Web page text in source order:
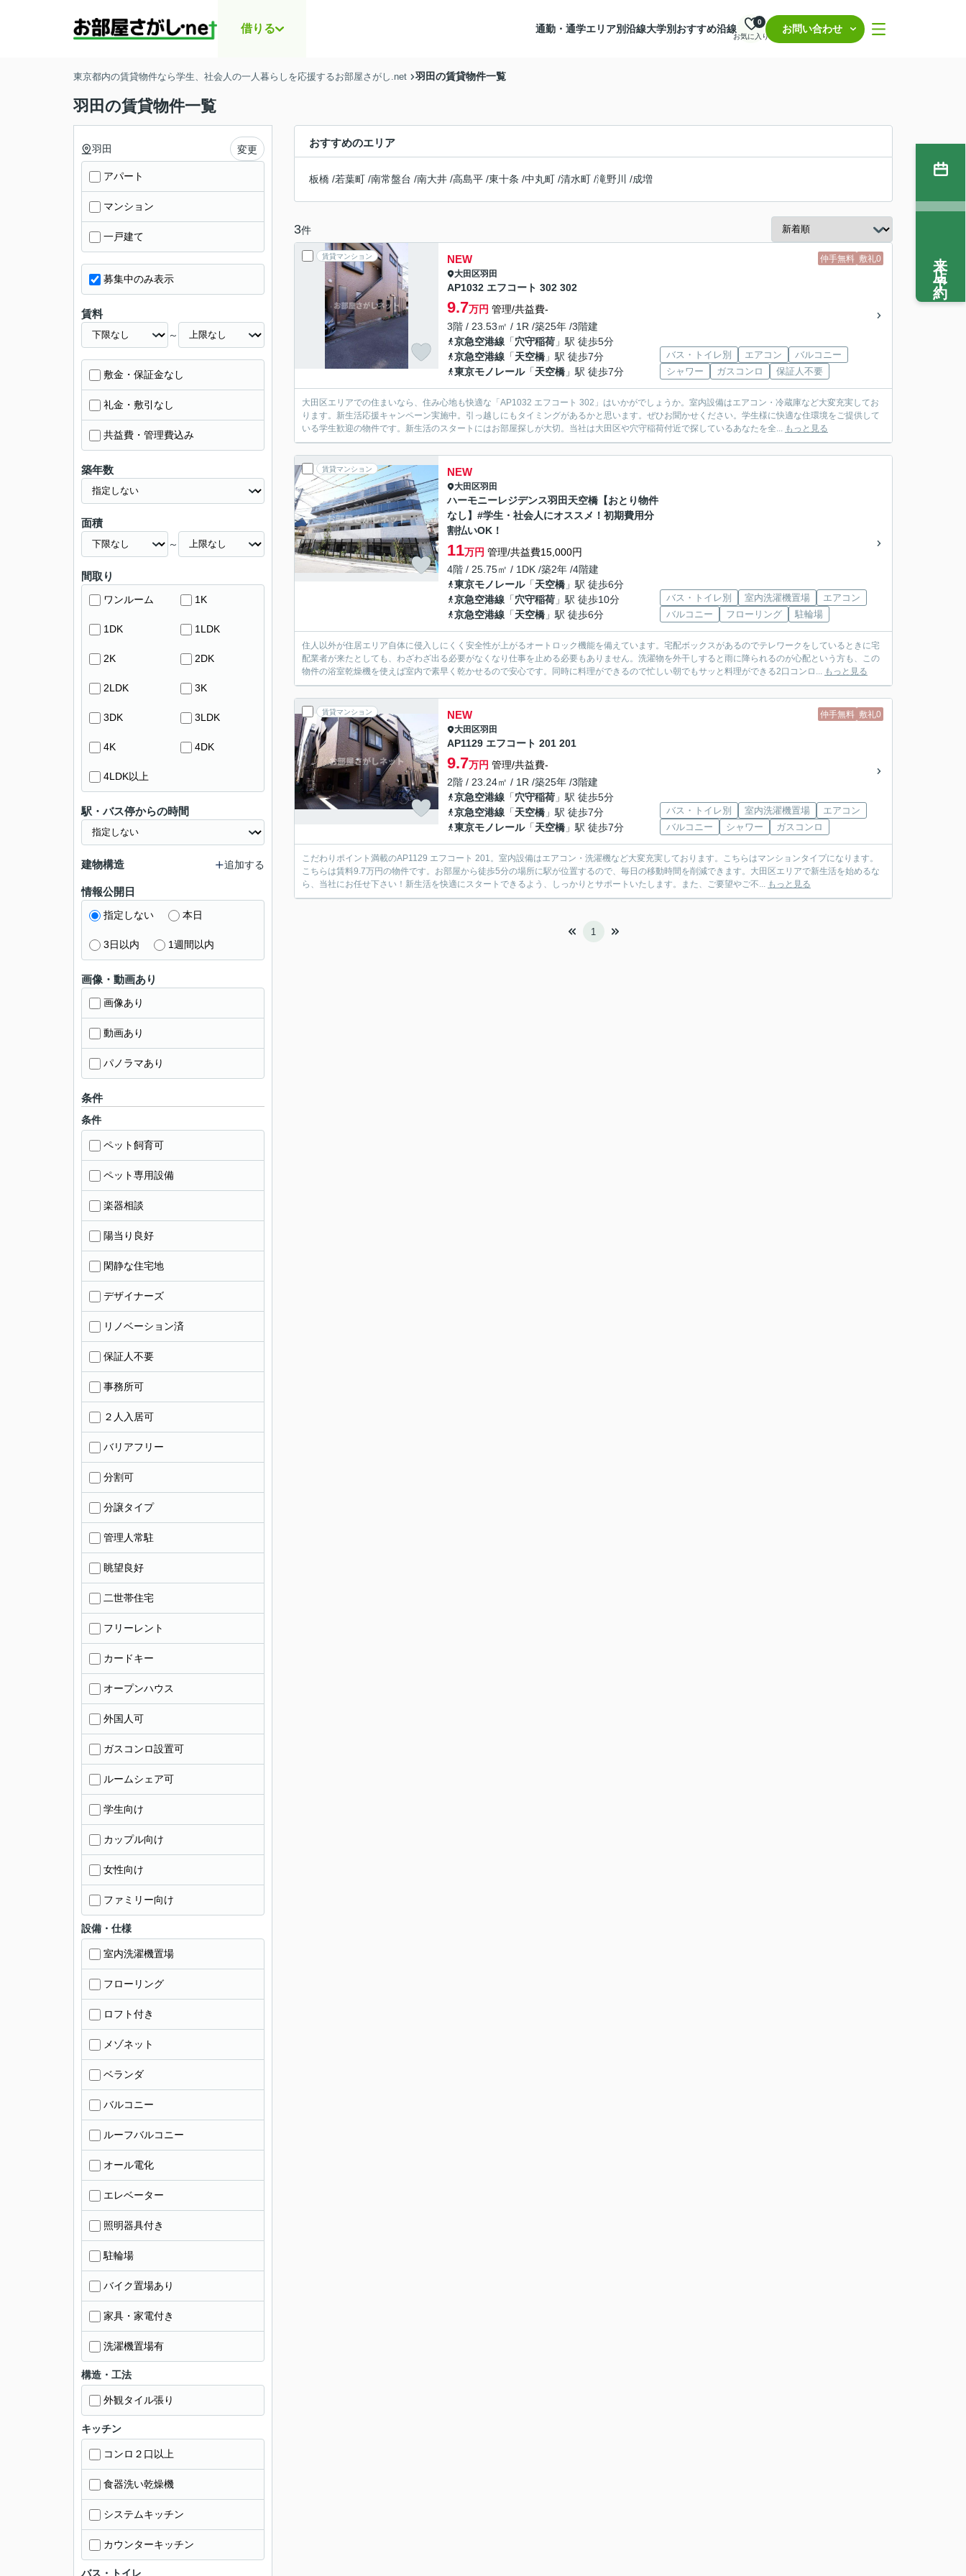
借りる 通勤・通学エリア別沿線大学別おすすめ沿線
お気に入り
0
お問い合わせ
東京都内の賃貸物件なら学生、社会人の一人暮らしを応援するお部屋さがし.net 羽田の賃貸物件一覧
羽田の賃貸物件一覧
おすすめのエリア
板橋 /若葉町 /南常盤台 /南大井 /高島平 /東十条 /中丸町 /清水町 /滝野川 /成増
3件
賃貸マンション 仲手無料 敷礼0
NEW
大田区羽田
AP1032 エフコート 302 302
9.7万円 管理/共益費-
3階 / 23.53㎡ / 1R /築25年 /3階建
京急空港線 「穴守稲荷 」駅 徒歩5分
京急空港線 「天空橋 」駅 徒歩7分
東京モノレール「天空橋 」駅 徒歩7分
バス・トイレ別 エアコン
バルコニー
シャワー
ガスコンロ 保証人不要
大田区エリアでの住まいなら、住み心地も快適な「AP1032 エフコート 302」はいかがでしょうか。室内設備はエアコン・冷蔵庫など大変充実してお
ります。新生活応援キャンペーン実施中。引っ越しにもタイミングがあるかと思います。ぜひお聞かせください。学生様に快適な住環境をご提供して
いる学生歓迎の物件です。新生活のスタートにはお部屋探しが大切。当社は大田区や穴守稲荷付近で探しているあなたを全... もっと見る
賃貸マンション NEW
大田区羽田
ハーモニーレジデンス羽田天空橋【おとり物件
なし】#学生・社会人にオススメ！初期費用分
割払いOK！
11万円 管理/共益費15,000円
4階 / 25.75㎡ / 1DK /築2年 /4階建
東京モノレール「天空橋 」駅 徒歩6分
京急空港線 「穴守稲荷 」駅 徒歩10分
京急空港線 「天空橋 」駅 徒歩6分
バス・トイレ別 室内洗濯機置場
エアコン
バルコニー
フローリング 駐輪場
住人以外が住居エリア自体に侵入しにくく安全性が上がるオートロック機能を備えています。宅配ボックスがあるのでテレワークをしているときに宅
配業者が来たとしても、わざわざ出る必要がなくなり仕事を止める必要もありません。洗濯物を外干しすると雨に降られるのが心配という方も、この
物件の浴室乾燥機を使えば室内で素早く乾かせるので安心です。同時に料理ができるので忙しい朝でもサッと料理ができる2口コンロ... もっと見る
賃貸マンション 仲手無料 敷礼0
NEW
大田区羽田
AP1129 エフコート 201 201
9.7万円 管理/共益費-
2階 / 23.24㎡ / 1R /築25年 /3階建
京急空港線 「穴守稲荷 」駅 徒歩5分
京急空港線 「天空橋 」駅 徒歩7分
東京モノレール「天空橋 」駅 徒歩7分
バス・トイレ別 室内洗濯機置場
エアコン
バルコニー
シャワー ガスコンロ
こだわりポイント満載のAP1129 エフコート 201。室内設備はエアコン・洗濯機など大変充実しております。こちらはマンションタイプになります。
こちらは賃料9.7万円の物件です。お部屋から徒歩5分の場所に駅が位置するので、毎日の移動時間を削減できます。大田区エリアで新生活を始めるな
ら、当社にお任せ下さい！新生活を快適にスタートできるよう、しっかりとサポートいたします。また、ご要望やご不... もっと見る
1
羽田 変更
アパート
マンション
一戸建て
募集中のみ表示
賃料
～
敷金・保証金なし
礼金・敷引なし
共益費・管理費込み
築年数
面積
～
間取り
ワンルーム 1K
1DK 1LDK
2K 2DK
2LDK 3K
3DK 3LDK
4K 4DK
4LDK以上
駅・バス停からの時間
建物構造 追加する
情報公開日
指定しない 本日
3日以内 1週間以内
画像・動画あり
画像あり
動画あり
パノラマあり
条件
条件
ペット飼育可
ペット専用設備
楽器相談
陽当り良好
閑静な住宅地
デザイナーズ
リノベーション済
保証人不要
事務所可
２人入居可
バリアフリー
分割可
分譲タイプ
管理人常駐
眺望良好
二世帯住宅
フリーレント
カードキー
オープンハウス
外国人可
ガスコンロ設置可
ルームシェア可
学生向け
カップル向け
女性向け
ファミリー向け
設備・仕様
室内洗濯機置場
フローリング
ロフト付き
メゾネット
ベランダ
バルコニー
ルーフバルコニー
オール電化
エレベーター
照明器具付き
駐輪場
バイク置場あり
家具・家電付き
洗濯機置場有
構造・工法
外観タイル張り
キッチン
コンロ２口以上
食器洗い乾燥機
システムキッチン
カウンターキッチン
バス・トイレ
来店予約